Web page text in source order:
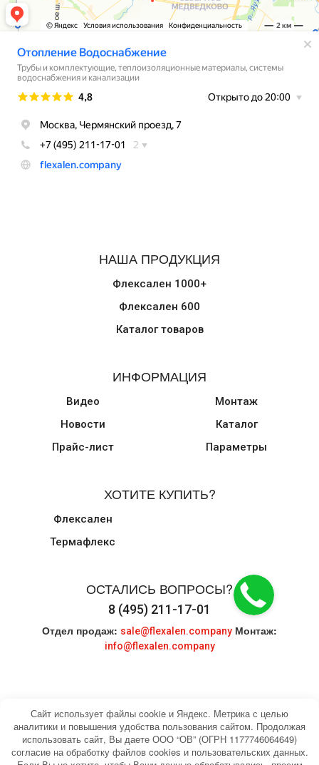
НАША ПРОДУКЦИЯ
Флексален 1000+
Флексален 600
Каталог товаров
ИНФОРМАЦИЯ
Видео
Новости
Прайс-лист
Монтаж
Каталог
Параметры
ХОТИТЕ КУПИТЬ?
Флексален
Термафлекс
ОСТАЛИСЬ ВОПРОСЫ?
8 (495) 211-17-01
Отдел продаж: sale@flexalen.company Монтаж:
info@flexalen.company
Карта сайта© 2004-2026 HEATING WATER. Все права
Сайт использует файлы cookie и Яндекс. Метрика с целью
аналитики и повышения удобства пользования сайтом. Продолжая
использовать сайт, Вы даете ООО “ОВ” (ОГРН 1177746064649)
согласие на обработку файлов cookies и пользовательских данных.